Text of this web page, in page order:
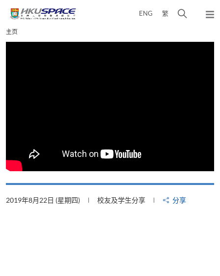
content
ENG 繁
弹
Main
content
主页
2019年8月22日 (星期四) 校友及学生分享 分享